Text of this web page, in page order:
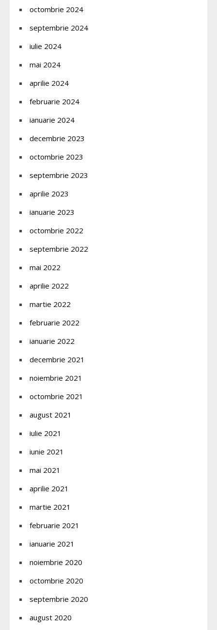
octombrie 2024
septembrie 2024
iulie 2024
mai 2024
aprilie 2024
februarie 2024
ianuarie 2024
decembrie 2023
octombrie 2023
septembrie 2023
aprilie 2023
ianuarie 2023
octombrie 2022
septembrie 2022
mai 2022
aprilie 2022
martie 2022
februarie 2022
ianuarie 2022
decembrie 2021
noiembrie 2021
octombrie 2021
august 2021
iulie 2021
iunie 2021
mai 2021
aprilie 2021
martie 2021
februarie 2021
ianuarie 2021
noiembrie 2020
octombrie 2020
septembrie 2020
august 2020